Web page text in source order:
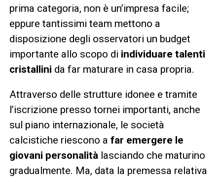
prima categoria, non è un’impresa facile;
eppure tantissimi team mettono a
disposizione degli osservatori un budget
importante allo scopo di individuare talenti
cristallini da far maturare in casa propria.
Attraverso delle strutture idonee e tramite
l’iscrizione presso tornei importanti, anche
sul piano internazionale, le società
calcistiche riescono a far emergere le
giovani personalità lasciando che maturino
gradualmente. Ma, data la premessa relativa